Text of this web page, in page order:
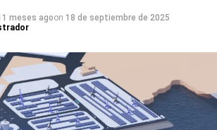
meses agoon 18 de septiembre de 2025